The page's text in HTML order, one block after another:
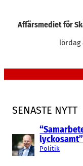
Affärsmediet för
lördag
SENASTE NYTT
lyckosamt”
Politik